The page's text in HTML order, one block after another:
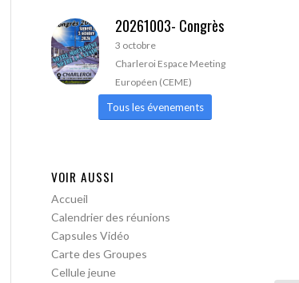
20261003- Congrès
3 octobre
Charleroi Espace Meeting
Européen (CEME)
Tous les évenements
VOIR AUSSI
Accueil
Calendrier des réunions
Capsules Vidéo
Carte des Groupes
Cellule jeune